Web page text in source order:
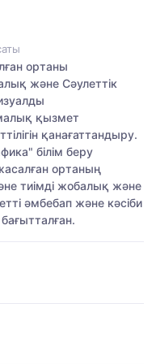
ортаны
және Сәулеттік
қызмет
қанағаттандыру.
білім беру
ортаның
тиімді жобалық және
әмбебап және кәсіби